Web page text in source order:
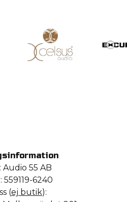
Audio 55 AB
559119-6240
(ej butik):